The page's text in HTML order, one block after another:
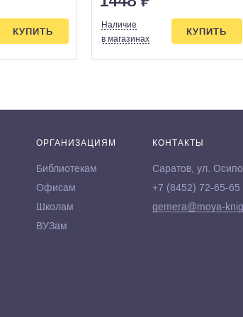
КУПИТЬ
Наличие
в магазинах
КУПИТЬ
ОРГАНИЗАЦИЯМ
Библиотекам
Офисам
Школам
ВУЗам
КОНТАКТЫ
Саратов, ул.
+7 (8452) 72-65-65
gemera@moya-